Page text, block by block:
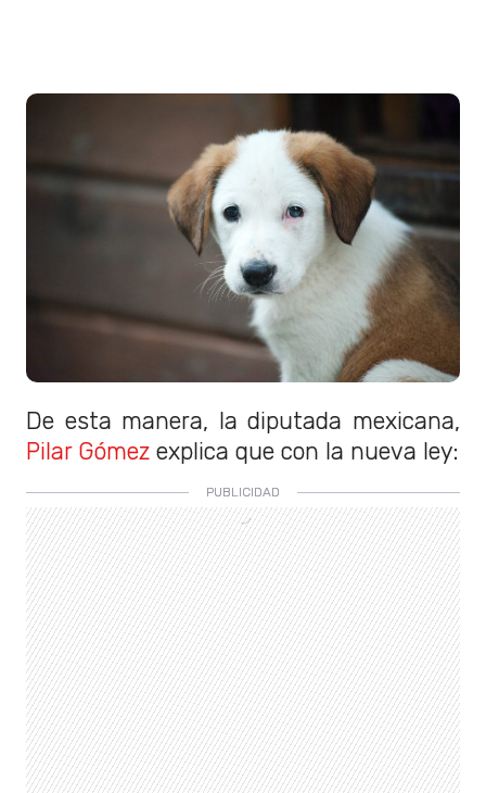
De esta manera, la diputada mexicana,
Pilar Gómez explica que con la nueva ley: